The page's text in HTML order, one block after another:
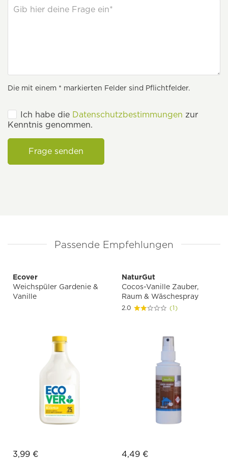
Die mit einem * markierten Felder sind Pflichtfelder.
Ich habe die Datenschutzbestimmungen zur
Kenntnis genommen.
Frage senden
Passende Empfehlungen
Ecover
Weichspüler Gardenie &
Vanille
3,99 €
NaturGut
Cocos-Vanille Zauber,
Raum & Wäschespray
2.0 (1)
4,49 €